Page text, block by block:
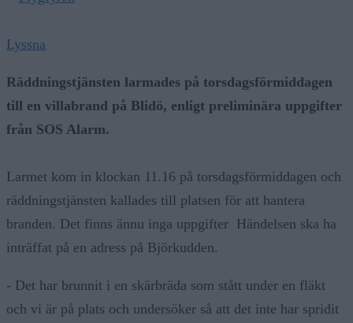
Lyssna
Räddningstjänsten larmades på torsdagsförmiddagen
till en villabrand på Blidö, enligt preliminära uppgifter
från SOS Alarm.
Larmet kom in klockan 11.16 på torsdagsförmiddagen och
räddningstjänsten kallades till platsen för att hantera
branden. Det finns ännu inga uppgifter Händelsen ska ha
inträffat på en adress på Björkudden.
- Det har brunnit i en skärbräda som stått under en fläkt
och vi är på plats och undersöker så att det inte har spridit